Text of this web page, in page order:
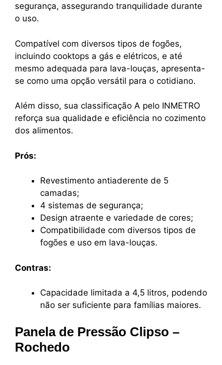
segurança, assegurando tranquilidade durante
o uso.
Compatível com diversos tipos de fogões,
incluindo cooktops a gás e elétricos, e até
mesmo adequada para lava-louças, apresenta-
se como uma opção versátil para o cotidiano.
Além disso, sua classificação A pelo INMETRO
reforça sua qualidade e eficiência no cozimento
dos alimentos.
Prós:
Revestimento antiaderente de 5
camadas;
4 sistemas de segurança;
Design atraente e variedade de cores;
Compatibilidade com diversos tipos de
fogões e uso em lava-louças.
Contras:
Capacidade limitada a 4,5 litros, podendo
não ser suficiente para famílias maiores.
Panela de Pressão Clipso –
Rochedo